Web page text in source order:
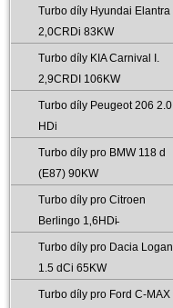
Turbo díly Hyundai Elantra
2‚0CRDi 83KW
Turbo díly KIA Carnival I.
2‚9CRDI 106KW
Turbo díly Peugeot 206 2.0
HDi
Turbo díly pro BMW 118 d
(E87) 90KW
Turbo díly pro Citroen
Berlingo 1‚6HDi̵
Turbo díly pro Dacia Logan
1.5 dCi 65KW
Turbo díly pro Ford C-MAX